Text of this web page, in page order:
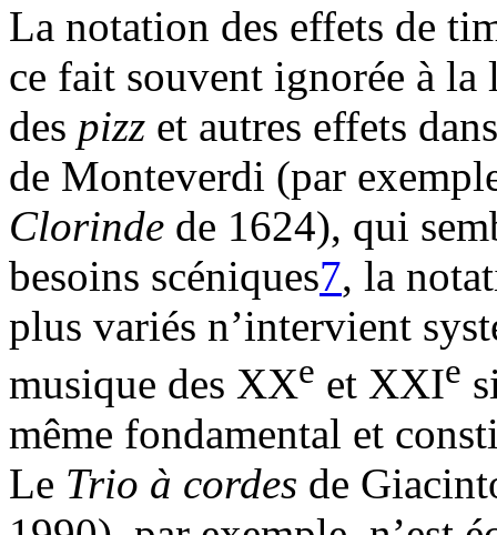
La notation des effets de
ce fait souvent ignorée à
des pizz et autres effets
de Monteverdi (par
Clorinde de 1624), qui
besoins scéniques7, la
plus variés n’intervient
musique des XXe et XXIe
même fondamental et
Le Trio à cordes de